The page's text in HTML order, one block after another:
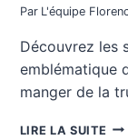
Par L'équipe
Découvrez les
emblématique
manger de la
LIRE LA SUITE LA